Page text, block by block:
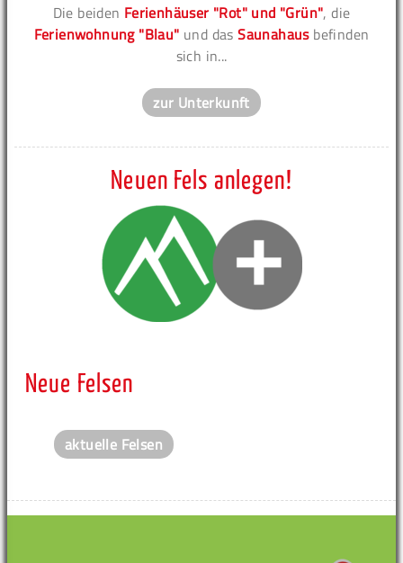
Die beiden Ferienhäuser "Rot" und "Grün", die
Ferienwohnung "Blau" und dasSaunahausbefinden
sich in...
zur Unterkunft
Neuen Fels anlegen!
Neue Felsen
aktuelle Felsen